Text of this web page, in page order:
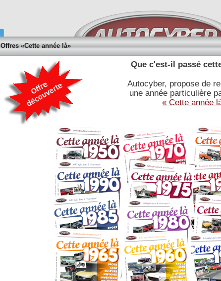
BASE
DOCUMENTAIRE
RÉFÉRENCES
JOURNALISTIQUES
CITROEN M 35 1970 : fiche technique
Lire
Moteur
type :
Comotor monomotor
nb cylindres et type :
1 Stator
position :
Longitudinal AV
cylindrée :
995 cm3
alésage :
rapport volumétrique :
puissance max :
49 ch à 5500 Tr/mn DIN
Offres «Cette année là»
Que c'est-il passé
Autocyber, propose de
une année particulière
« Cette année